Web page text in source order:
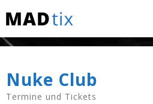
Nuke Club
Termine und Tickets